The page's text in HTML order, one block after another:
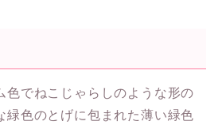
色でねこじゃらしのような形の
緑色のとげに包まれた薄い緑色